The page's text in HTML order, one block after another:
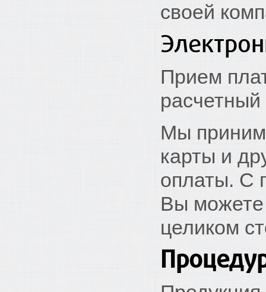
своей
Прием
Мы
карты и
оплаты. С
Вы можете
целиком